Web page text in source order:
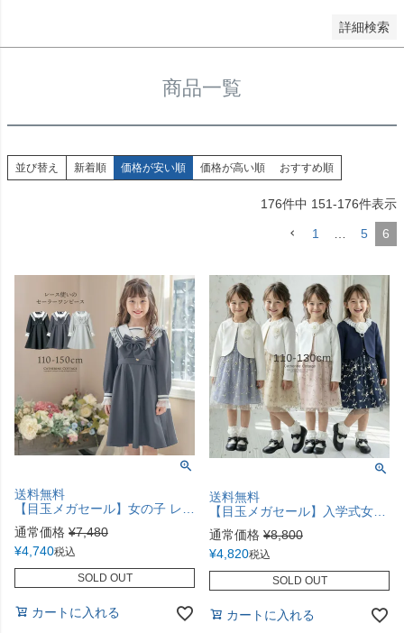
詳細検索
商品一覧
並び替え 新着順 価格が安い順 価格が高い順 おすすめ順
176件中 151-176件表示
1 5 6
送料無料
【目玉メガセール】女の子 レース使いのセーラーワンピース フォーマル きちんとワンピース 入学式 セーラー襟 キッズ TAK キャサリンコテージ
通常価格 ¥7,480
¥4,740税込
SOLD OUT
カートに入れる
送料無料
【目玉メガセール】入学式女の子スーツ 刺繍チュールワンピース＆ポンチボレロ ２点セット アンサンブル 女の子服 キャサリンコテージ TAK
通常価格 ¥8,800
¥4,820税込
SOLD OUT
カートに入れる